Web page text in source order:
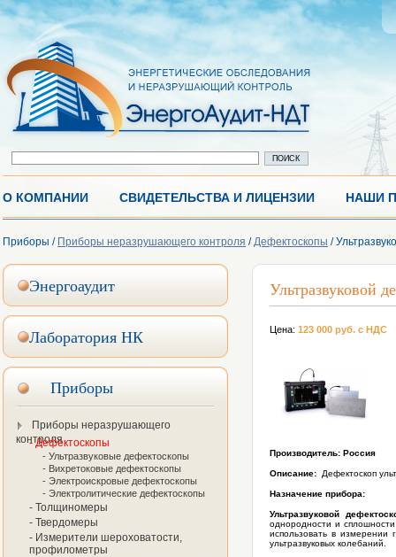
О КОМПАНИИ СВИДЕТЕЛЬСТВА И ЛИЦЕНЗИИ НАШИ
Приборы / Приборы неразрушающего контроля /Дефектоскопы /
Энергоаудит
Лаборатория НК
Приборы
Приборы неразрушающего
контроля
- Дефектоскопы
- Ультразвуковые дефектоскопы
- Вихретоковые дефектоскопы
- Электроискровые дефектоскопы
- Электролитические дефектоскопы
- Толщиномеры
- Твердомеры
- Измерители шероховатости,
профилометры
Ультразвуковой
Цена: 123 000 руб. с НДС
Производитель: Россия
Описание: Дефектоскоп
Назначение прибора:
Ультразвуковой
однородности и
использовать в измерении
ультразвуковых колебаний.